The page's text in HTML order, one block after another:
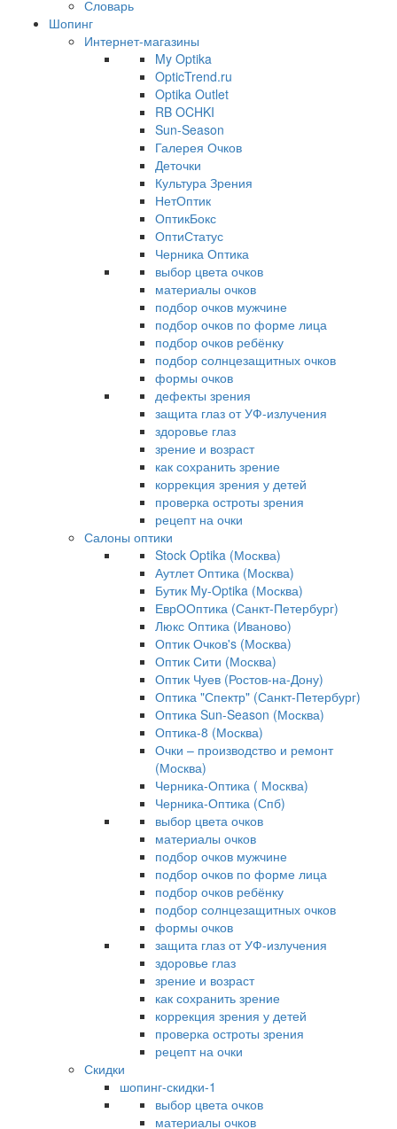
Словарь
Шопинг
Интернет-магазины
My Optika
OpticTrend.ru
Optika Outlet
RB OCHKI
Sun-Season
Галерея Очков
Деточки
Культура Зрения
НетОптик
ОптикБокс
ОптиСтатус
Черника Оптика
выбор цвета очков
материалы очков
подбор очков мужчине
подбор очков по форме лица
подбор очков ребёнку
подбор солнцезащитных очков
формы очков
дефекты зрения
защита глаз от УФ-излучения
здоровье глаз
зрение и возраст
как сохранить зрение
коррекция зрения у детей
проверка остроты зрения
рецепт на очки
Салоны оптики
Stock Optika (Москва)
Аутлет Оптика (Москва)
Бутик My-Optika (Москва)
ЕврООптика (Санкт-Петербург)
Люкс Оптика (Иваново)
Оптик Очков's (Москва)
Оптик Сити (Москва)
Оптик Чуев (Ростов-на-Дону)
Оптика "Спектр" (Санкт-Петербург)
Оптика Sun-Season (Москва)
Оптика-8 (Москва)
Очки – производство и ремонт
(Москва)
Черника-Оптика ( Москва)
Черника-Оптика (Спб)
выбор цвета очков
материалы очков
подбор очков мужчине
подбор очков по форме лица
подбор очков ребёнку
подбор солнцезащитных очков
формы очков
защита глаз от УФ-излучения
здоровье глаз
зрение и возраст
как сохранить зрение
коррекция зрения у детей
проверка остроты зрения
рецепт на очки
Скидки
шопинг-скидки-1
выбор цвета очков
материалы очков